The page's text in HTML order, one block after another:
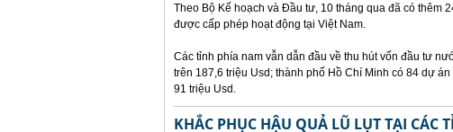
Theo Bộ Kế hoạch và Đầu tư, 10 tháng qua đã có thêm
được cấp phép hoạt động tại Việt Nam.
Các tỉnh phía nam vẫn dẫn đầu về thu hút vốn đầu tư
trên 187,6 triệu Usd; thành phố Hồ Chí Minh có 84 dự
91 triệu Usd.
KHẮC PHỤC HẬU QUẢ LŨ LỤT TẠI